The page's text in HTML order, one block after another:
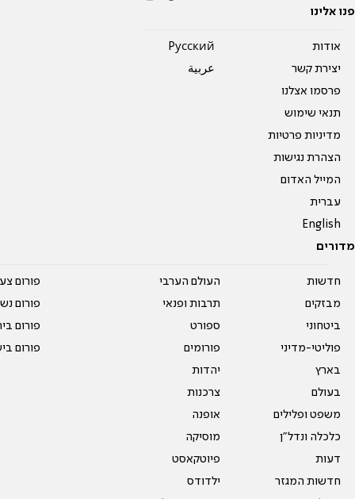
פנו אלינו
אודות
יצירת קשר
פרסמו אצלנו
תנאי שימוש
מדיניות פרטיות
הצהרת נגישות
המייל האדום
עברית
English
Pусский
عربية
מדורים
חדשות
מבזקים
ביטחוני
פוליטי-מדיני
בארץ
בעולם
משפט ופלילים
כלכלה ונדל"ן
דעות
חדשות המגזר
העולם הערבי
תרבות ופנאי
ספורט
פורומים
יהדות
צרכנות
אופנה
מוסיקה
פיוטקאסט
ילדודס
פורום
פורום
פורום
פורום